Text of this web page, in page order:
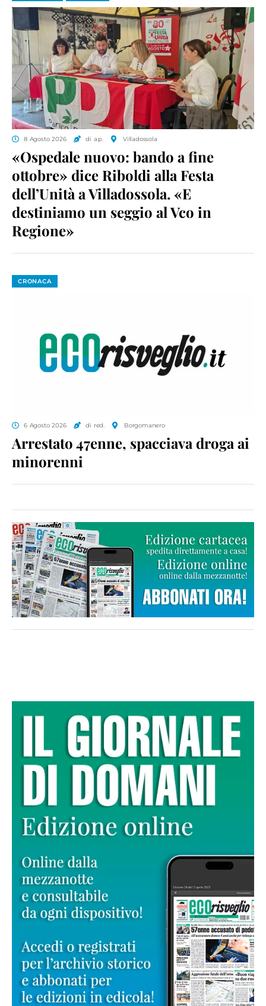
8 Agosto 2026 di a.p. Villadossola
«Ospedale nuovo: bando a fine
ottobre» dice Riboldi alla Festa
dell’Unità a Villadossola. «E
destiniamo un seggio al Vco in
Regione»
CRONACA
6 Agosto 2026 di red. Borgomanero
Arrestato 47enne, spacciava droga ai
minorenni